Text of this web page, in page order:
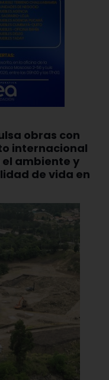
obras con
internacional
ambiente y
de vida en